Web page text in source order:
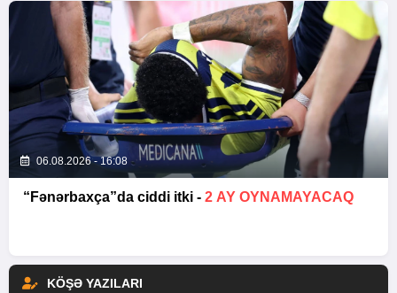
06.08.2026 - 16:08
“Fənərbaxça”da ciddi itki - 2 AY OYNAMAYACAQ
KÖŞƏ YAZILARI